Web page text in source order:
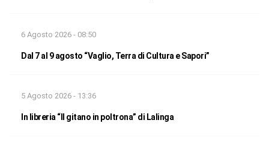
6 Agosto 2026 - 08:50
Dal 7 al 9 agosto “Vaglio, Terra di Cultura e Sapori”
5 Agosto 2026 - 13:36
In libreria “Il gitano in poltrona” di Lalinga